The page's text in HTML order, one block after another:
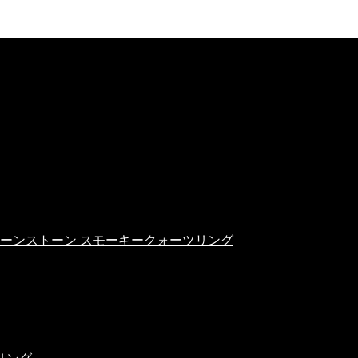
ンストーン スモーキークォーツリング